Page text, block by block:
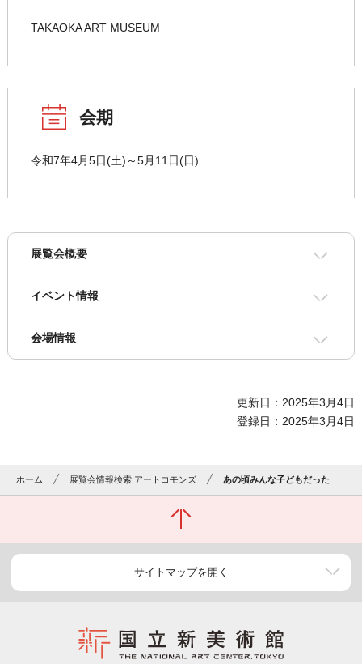
TAKAOKA ART MUSEUM
会期
令和7年4月5日(土)～5月11日(日)
展覧会概要
イベント情報
会場情報
更新日：2025年3月4日
登録日：2025年3月4日
ホーム 展覧会情報検索 アートコモンズ あの頃みんな子どもだった
サイトマップを開く